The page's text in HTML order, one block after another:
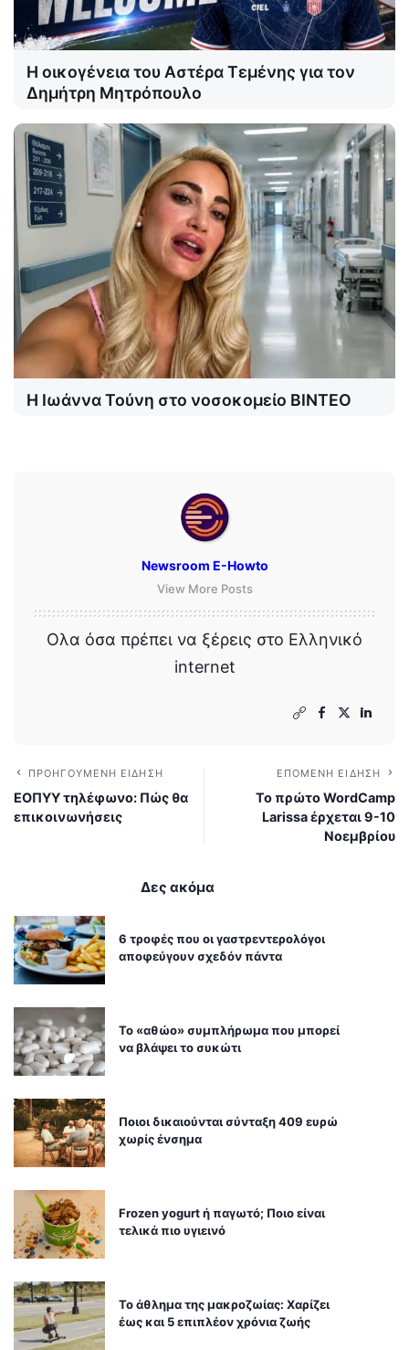
Η οικογένεια του Αστέρα Τεμένης για τον
Δημήτρη Μητρόπουλο
Η Ιωάννα Τούνη στο νοσοκομείο ΒΙΝΤΕΟ
Newsroom E-Howto
View More Posts
Ολα όσα πρέπει να ξέρεις στο Ελληνικό
internet
ΠΡΟΗΓΟΎΜΕΝΗ ΕΊΔΗΣΗ
ΕΟΠΥΥ τηλέφωνο: Πώς θα
επικοινωνήσεις
ΕΠΌΜΕΝΗ ΕΊΔΗΣΗ
Το πρώτο WordCamp
Larissa έρχεται 9-10
Νοεμβρίου
Δες ακόμα
6 τροφές που οι γαστρεντερολόγοι
αποφεύγουν σχεδόν πάντα
Το «αθώο» συμπλήρωμα που μπορεί
να βλάψει το συκώτι
Ποιοι δικαιούνται σύνταξη 409 ευρώ
χωρίς ένσημα
Frozen yogurt ή παγωτό; Ποιο είναι
τελικά πιο υγιεινό
Το άθλημα της μακροζωίας: Χαρίζει
έως και 5 επιπλέον χρόνια ζωής